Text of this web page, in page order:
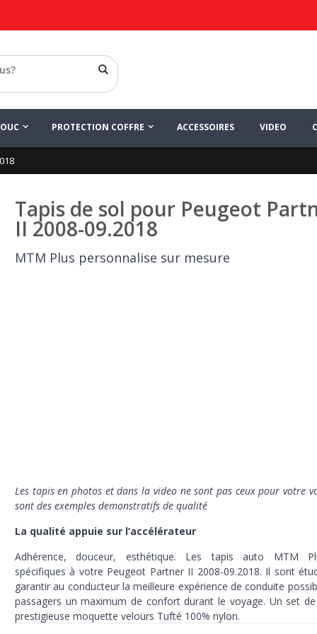
PROTECTION COFFRE ACCESSOIRES VIDEO
Tapis de sol pour Peugeot
II 2008-09.2018
MTM Plus personnalise sur mesure
Les tapis en photos et dans la video ne sont pas ceux pour votre
sont des exemples demonstratifs de qualité
La qualité appuie sur l’accélérateur
Adhérence, douceur, esthétique. Les tapis auto MTM
spécifiques à votre Peugeot Partner II 2008-09.2018. Il sont
garantir au conducteur la meilleure expérience de conduite
passagers un maximum de confort durant le voyage. Un set
prestigieuse moquette velours Tufté 100% nylon.